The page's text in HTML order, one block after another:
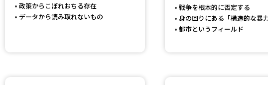
高等学校（情報）教員資格認定試験
政策からこぼれおちる存在
データから読み取れないもの
戦争を根本的に否定する
身の回りにある「構造的な暴力
都市というフィールド